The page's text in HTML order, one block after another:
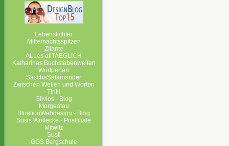
Lebenslichter
Mitternachtsspitzen
Zitante
ALLes allTAEGLICH
Katharinas Buchstabenwelten
Wortperlen
SaschaSalamander
Zwischen Wellen und Worten
Tirilli
Silvios - Blog
Morgentau
BluelionWebdesign - Blog
Susis Wollecke - Postfiliale
Mitwitz
Susfi
GGS Bergschule